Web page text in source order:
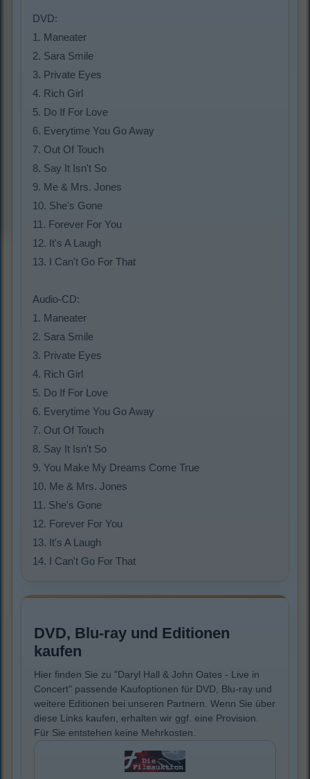
DVD:
1. Maneater
2. Sara Smile
3. Private Eyes
4. Rich Girl
5. Do If For Love
6. Everytime You Go Away
7. Out Of Touch
8. Say It Isn't So
9. Me & Mrs. Jones
10. She's Gone
11. Forever For You
12. It's A Laugh
13. I Can't Go For That
Audio-CD:
1. Maneater
2. Sara Smile
3. Private Eyes
4. Rich Girl
5. Do If For Love
6. Everytime You Go Away
7. Out Of Touch
8. Say It Isn't So
9. You Make My Dreams Come True
10. Me & Mrs. Jones
11. She's Gone
12. Forever For You
13. It's A Laugh
14. I Can't Go For That
DVD, Blu-ray und Editionen
kaufen
Hier finden Sie zu "Daryl Hall & John Oates - Live in
Concert" passende Kaufoptionen für DVD, Blu-ray und
weitere Editionen bei unseren Partnern. Wenn Sie über
diese Links kaufen, erhalten wir ggf. eine Provision.
Für Sie entstehen keine Mehrkosten.